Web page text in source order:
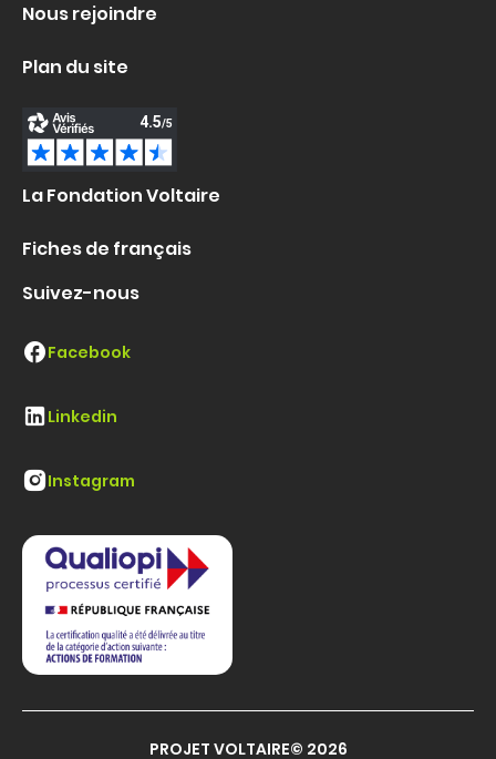
Nous rejoindre
Plan du site
La Fondation Voltaire
Fiches de français
Suivez-nous
Facebook
Linkedin
Instagram
PROJET VOLTAIRE© 2026